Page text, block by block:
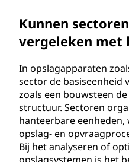
Kunnen
vergeleken met
In opslagapparaten
sector de basiseenheid
zoals een bouwsteen
structuur. Sectoren
hanteerbare
opslag- en
Bij het analyseren of